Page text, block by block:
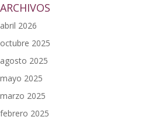
ARCHIVOS
abril 2026
octubre 2025
agosto 2025
mayo 2025
marzo 2025
febrero 2025